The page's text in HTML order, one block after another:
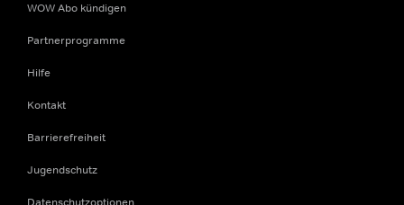
WOW Abo kündigen
Partnerprogramme
Hilfe
Kontakt
Barrierefreiheit
Jugendschutz